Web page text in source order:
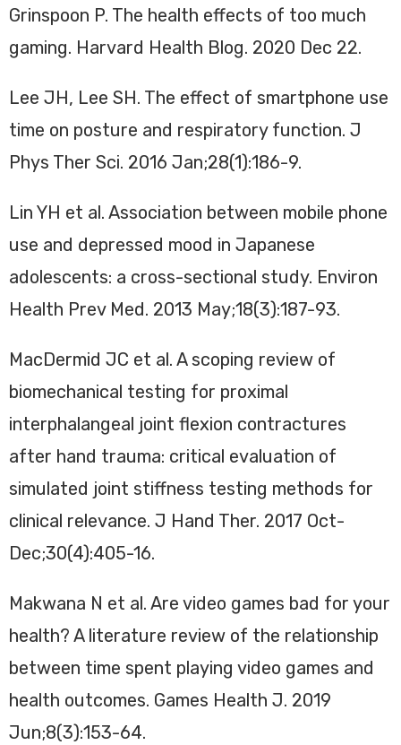
Grinspoon P. The health effects of too much
gaming. Harvard Health Blog. 2020 Dec 22.
Lee JH, Lee SH. The effect of smartphone use
time on posture and respiratory function. J
Phys Ther Sci. 2016 Jan;28(1):186-9.
Lin YH et al. Association between mobile phone
use and depressed mood in Japanese
adolescents: a cross-sectional study. Environ
Health Prev Med. 2013 May;18(3):187-93.
MacDermid JC et al. A scoping review of
biomechanical testing for proximal
interphalangeal joint flexion contractures
after hand trauma: critical evaluation of
simulated joint stiffness testing methods for
clinical relevance. J Hand Ther. 2017 Oct-
Dec;30(4):405-16.
Makwana N et al. Are video games bad for your
health? A literature review of the relationship
between time spent playing video games and
health outcomes. Games Health J. 2019
Jun;8(3):153-64.